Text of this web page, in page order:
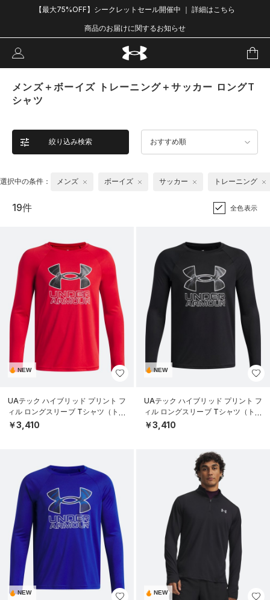
【最大75%OFF】シークレットセール開催中 ｜ 詳細はこちら
商品のお届けに関するお知らせ
メンズ＋ボーイズ トレーニング＋サッカー ロングT
シャツ
絞り込み検索 おすすめ順
選択中の条件： メンズ ボーイズ サッカー トレーニング
19件 全色表示
NEW
UAテック ハイブリッド プリント フ
ィル ロングスリーブ Tシャツ（トレ
ーニング/BOYS）
￥3,410
NEW
UAテック ハイブリッド プリント フ
ィル ロングスリーブ Tシャツ（トレ
ーニング/BOYS）
￥3,410
NEW NEW